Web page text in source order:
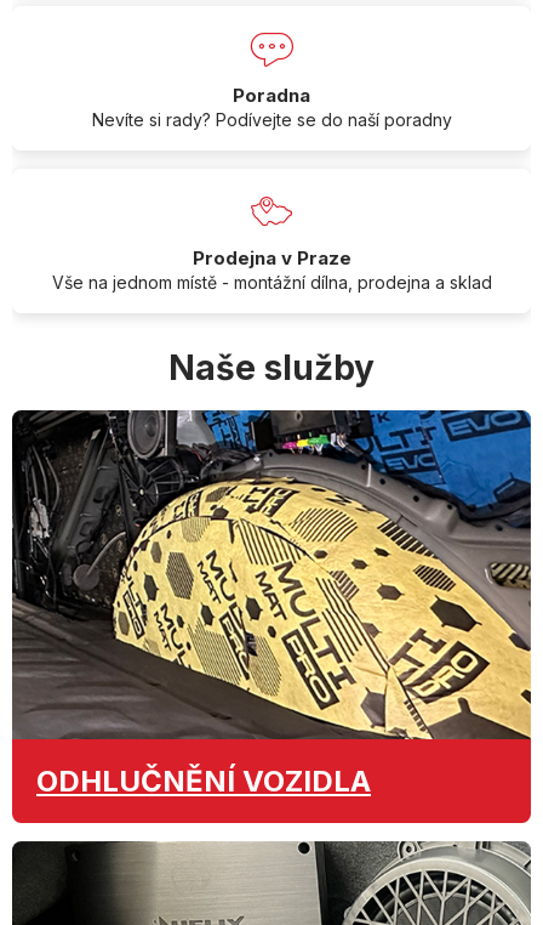
Poradna
Nevíte si rady? Podívejte se do naší poradny
Prodejna v Praze
Vše na jednom místě - montážní dílna, prodejna a sklad
Naše služby
ODHLUČNĚNÍ VOZIDLA